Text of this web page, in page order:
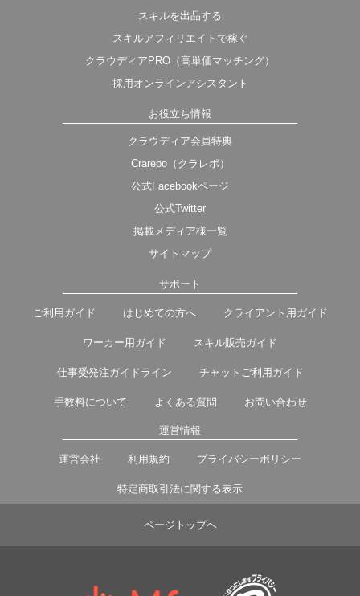
スキルを出品する
スキルアフィリエイトで稼ぐ
クラウディアPRO（高単価マッチング）
採用オンラインアシスタント
お役立ち情報
クラウディア会員特典
Crarepo（クラレポ）
公式Facebookページ
公式Twitter
掲載メディア様一覧
サイトマップ
サポート
ご利用ガイド はじめての方へ クライアント用ガイド
ワーカー用ガイド スキル販売ガイド
仕事受発注ガイドライン チャットご利用ガイド
手数料について よくある質問 お問い合わせ
運営情報
運営会社 利用規約 プライバシーポリシー
特定商取引法に関する表示
ページトップヘ